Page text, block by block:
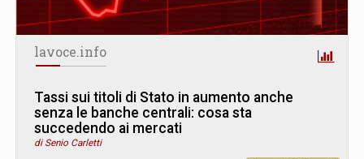
lavoce.info
Tassi sui titoli di Stato in aumento anche
senza le banche centrali: cosa sta
succedendo ai mercati
di Senio Carletti